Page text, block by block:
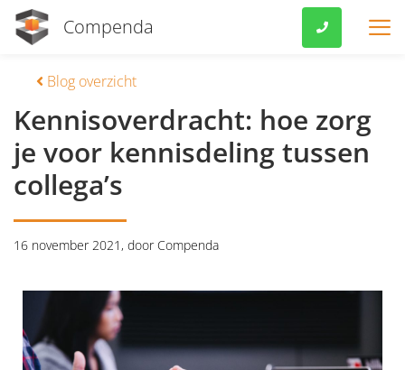
Compenda
VOOR MKB
FEATURES
PRIJZEN
EXTRA’S
Blog overzicht
Kennisoverdracht: hoe zorg
je voor kennisdeling tussen
collega’s
16 november 2021 , door Compenda